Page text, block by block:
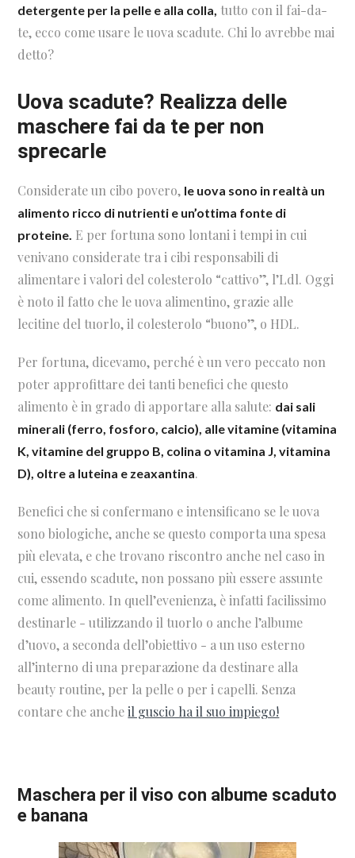
detergente per la pelle e alla colla, tutto con il fai-da-
te, ecco come usare le uova scadute. Chi lo avrebbe mai
detto?
Uova scadute? Realizza delle
maschere fai da te per non
sprecarle
Considerate un cibo povero, le uova sono in realtà un
alimento ricco di nutrienti e un’ottima fonte di
proteine. E per fortuna sono lontani i tempi in cui
venivano considerate tra i cibi responsabili di
alimentare i valori del colesterolo “cattivo”, l’Ldl. Oggi
è noto il fatto che le uova alimentino, grazie alle
lecitine del tuorlo, il colesterolo “buono”, o HDL.
Per fortuna, dicevamo, perché è un vero peccato non
poter approfittare dei tanti benefici che questo
alimento è in grado di apportare alla salute: dai sali
minerali (ferro, fosforo, calcio), alle vitamine (vitamina
K, vitamine del gruppo B, colina o vitamina J, vitamina
D), oltre a luteina e zeaxantina.
Benefici che si confermano e intensificano se le uova
sono biologiche, anche se questo comporta una spesa
più elevata, e che trovano riscontro anche nel caso in
cui, essendo scadute, non possano più essere assunte
come alimento. In quell’evenienza, è infatti facilissimo
destinarle - utilizzando il tuorlo o anche l’albume
d’uovo, a seconda dell’obiettivo - a un uso esterno
all’interno di una preparazione da destinare alla
beauty routine, per la pelle o per i capelli. Senza
contare che ancheil guscio ha il suo impiego!
Maschera per il viso con albume scaduto
e banana